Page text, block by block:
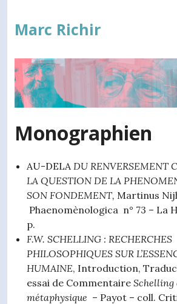
Inhalt
springen
Marc Richir
Monographien
AU-DELA DU RENVERSEMENT
LA QUESTION DE LA P
SON FONDEMENT, Martinus
Phaenomènologica n° 73 – La
p.
F.W. SCHELLING : RECHERCHES
PHILOSOPHIQUES SUR
HUMAINE, Introduction,
essai de Commentaire Schelling
métaphysique – Payot – coll.